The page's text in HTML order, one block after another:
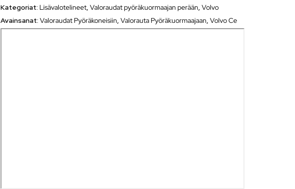
Kategoriat: Lisävalotelineet ,Valoraudat pyöräkuormaajan perään ,Volvo
Avainsanat:Valoraudat Pyöräkoneisiin ,Valorauta Pyöräkuormaajaan ,Volvo Ce